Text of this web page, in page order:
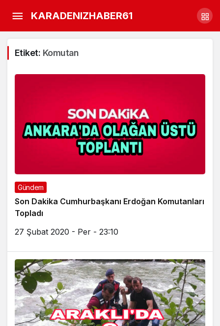
KARADENIZHABER61
Etiket: Komutan
Gündem
Son Dakika Cumhurbaşkanı Erdoğan Komutanları
Topladı
27 Şubat 2020 - Per - 23:10